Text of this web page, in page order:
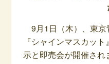
9月1日（木）、東京
『シャインマスカッ
示と即売会が開催され